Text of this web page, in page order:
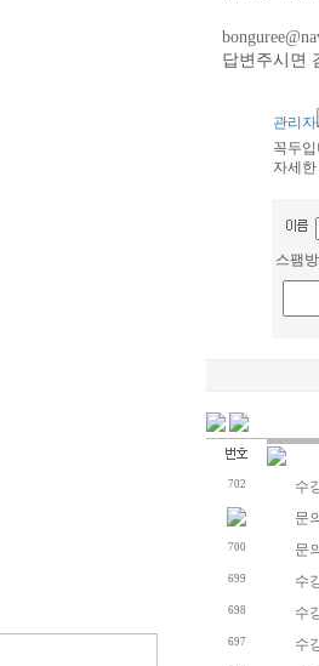
답변주시면
관리자
꼭두
자세
스팸
702
수
문
700 문
699 수
698 수
697 수